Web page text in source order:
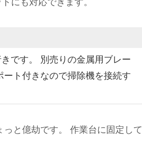
にも対応できます。
です。 別売りの金属用ブレー
ート付きなので掃除機を接続す
と億劫です。 作業台に固定して